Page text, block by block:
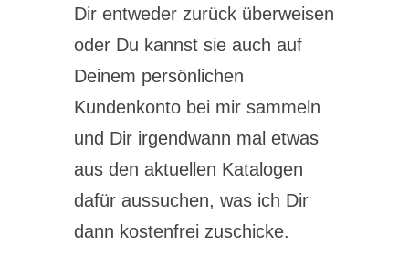
Dir entweder zurück überweisen
oder Du kannst sie auch auf
Deinem persönlichen
Kundenkonto bei mir sammeln
und Dir irgendwann mal etwas
aus den aktuellen Katalogen
dafür aussuchen, was ich Dir
dann kostenfrei zuschicke.